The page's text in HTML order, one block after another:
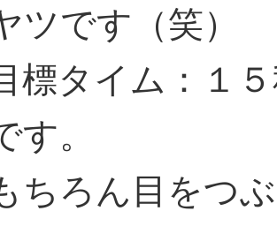
ツです（笑）
標タイム：１
す。
ちろん目をつ